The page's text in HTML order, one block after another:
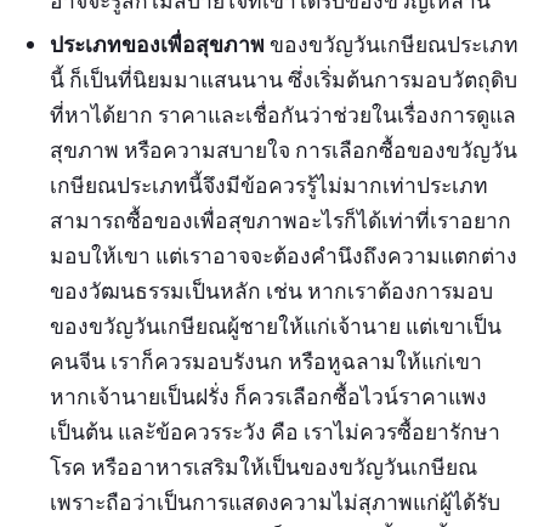
ประเภทของเพื่อสุขภาพ ของขวัญวันเกษียณประเภท
นี้ ก็เป็นที่นิยมมาแสนนาน ซึ่งเริ่มต้นการมอบวัตถุดิบ
ที่หาได้ยาก ราคาและเชื่อกันว่าช่วยในเรื่องการดูแล
สุขภาพ หรือความสบายใจ การเลือกซื้อของขวัญวัน
เกษียณประเภทนี้จึงมีข้อควรรู้ไม่มากเท่าประเภท
สามารถซื้อของเพื่อสุขภาพอะไรก็ได้เท่าที่เราอยาก
มอบให้เขา แต่เราอาจจะต้องคำนึงถึงความแตกต่าง
ของวัฒนธรรมเป็นหลัก เช่น หากเราต้องการมอบ
ของขวัญวันเกษียณผู้ชายให้แก่เจ้านาย แต่เขาเป็น
คนจีน เราก็ควรมอบรังนก หรือหูฉลามให้แก่เขา
หากเจ้านายเป็นฝรั่ง ก็ควรเลือกซื้อไวน์ราคาแพง
เป็นต้น และัข้อควรระวัง คือ เราไม่ควรซื้อยารักษา
โรค หรืออาหารเสริมให้เป็นของขวัญวันเกษียณ
เพราะถือว่าเป็นการแสดงความไม่สุภาพแก่ผู้ได้รับ